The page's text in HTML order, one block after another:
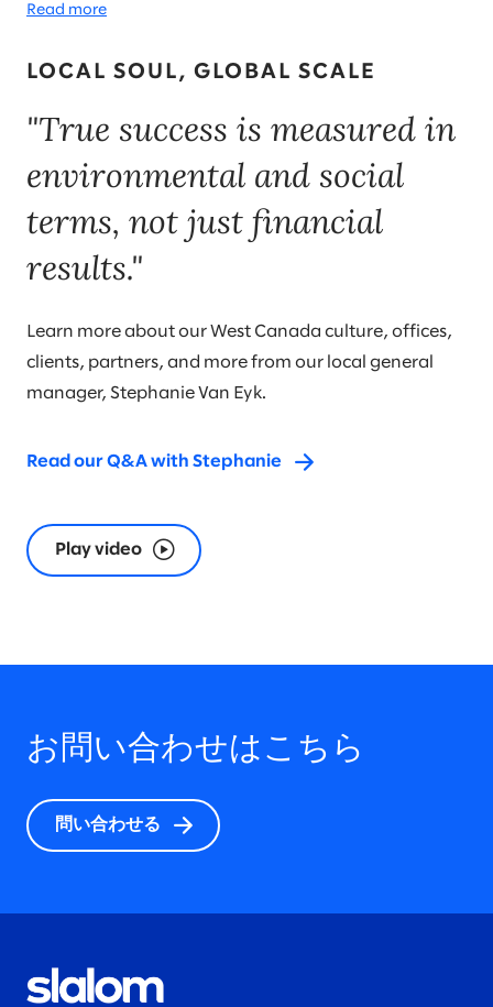
LOCAL SOUL, GLOBAL SCALE
"True success is measured in
environmental and social
terms, not just financial
results."
Learn more about our West Canada culture, offices,
clients, partners, and more from our local general
manager, Stephanie Van Eyk.
Read our Q&A with Stephanie
Play video
testament to Slalom's culture and impact.
Read more
お問い合わせはこちら
問い合わせる